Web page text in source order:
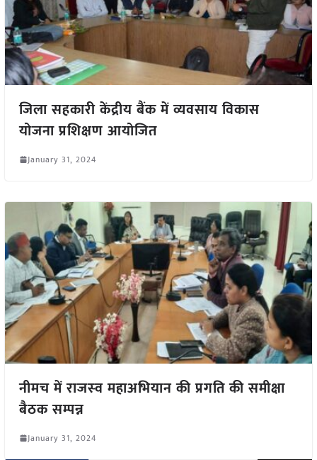
जिला सहकारी केंद्रीय बैंक में व्यवसाय विकास
योजना प्रशिक्षण आयोजित
January 31, 2024
नीमच में राजस्‍व महाअभियान की प्रगति की समीक्षा
बैठक सम्पन्न
January 31, 2024